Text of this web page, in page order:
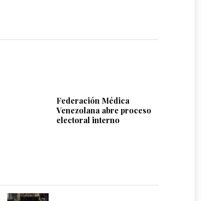
Federación Médica
Venezolana abre proceso
electoral interno